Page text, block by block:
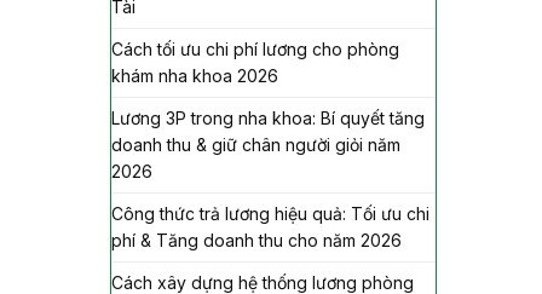
Tài
Cách tối ưu chi phí lương cho phòng
khám nha khoa 2026
Lương 3P trong nha khoa: Bí quyết tăng
doanh thu & giữ chân người giỏi năm
2026
Công thức trả lương hiệu quả: Tối ưu chi
phí & Tăng doanh thu cho năm 2026
Cách xây dựng hệ thống lương phòng